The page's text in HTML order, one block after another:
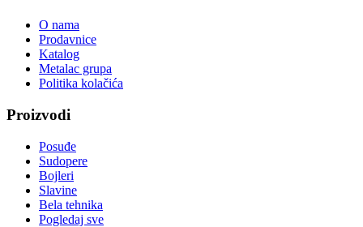
O nama
Prodavnice
Katalog
Metalac grupa
Politika kolačića
Proizvodi
Posuđe
Sudopere
Bojleri
Slavine
Bela tehnika
Pogledaj sve